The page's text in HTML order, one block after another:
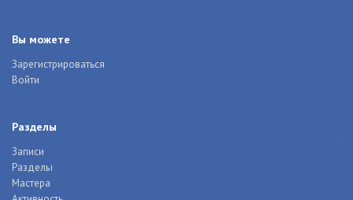
Вы можете
Зарегистрироваться
Войти
Разделы
Записи
Разделы
Мастера